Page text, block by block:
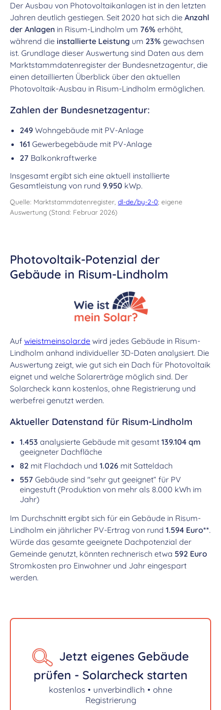
Der Ausbau von Photovoltaikanlagen ist in den letzten
Jahren deutlich gestiegen. Seit 2020 hat sich die Anzahl
der Anlagen in Risum-Lindholm um 76% erhöht,
während die installierte Leistung um 23% gewachsen
ist. Grundlage dieser Auswertung sind Daten aus dem
Marktstammdatenregister der Bundesnetzagentur, die
einen detaillierten Überblick über den aktuellen
Photovoltaik-Ausbau in Risum-Lindholm ermöglichen.
Zahlen der Bundesnetzagentur:
249 Wohngebäude mit PV-Anlage
161 Gewerbegebäude mit PV-Anlage
27 Balkonkraftwerke
Insgesamt ergibt sich eine aktuell installierte
Gesamtleistung von rund 9.950 kWp.
Quelle: Marktstammdatenregister, dl-de/by-2-0; eigene
Auswertung (Stand: Februar 2026)
Photovoltaik-Potenzial der
Gebäude in Risum-Lindholm
Auf wieistmeinsolar.de wird jedes Gebäude in Risum-
Lindholm anhand individueller 3D-Daten analysiert. Die
Auswertung zeigt, wie gut sich ein Dach für Photovoltaik
eignet und welche Solarerträge möglich sind. Der
Solarcheck kann kostenlos, ohne Registrierung und
werbefrei genutzt werden.
Aktueller Datenstand für Risum-Lindholm
1.453 analysierte Gebäude mit gesamt 139.104 qm
geeigneter Dachfläche
82 mit Flachdach und 1.026 mit Satteldach
557 Gebäude sind "sehr gut geeignet“ für PV
eingestuft (Produktion von mehr als 8.000 kWh im
Jahr)
Im Durchschnitt ergibt sich für ein Gebäude in Risum-
Lindholm ein jährlicher PV-Ertrag von rund 1.594 Euro**.
Würde das gesamte geeignete Dachpotenzial der
Gemeinde genutzt, könnten rechnerisch etwa 592 Euro
Stromkosten pro Einwohner und Jahr eingespart
werden.
Jetzt eigenes Gebäude
prüfen - Solarcheck starten
kostenlos • unverbindlich • ohne
Registrierung